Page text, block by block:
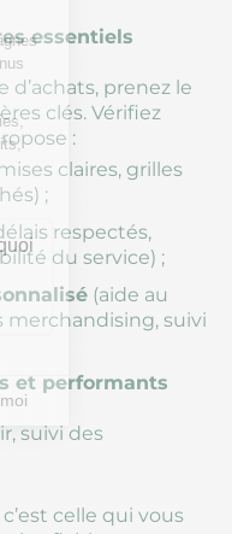
essentiels
prenez le
clés. Vérifiez
:
claires, grilles
;
respectés,
du service) ;
(aide au
merchandising, suivi
et performants
suivi des
celle qui vous